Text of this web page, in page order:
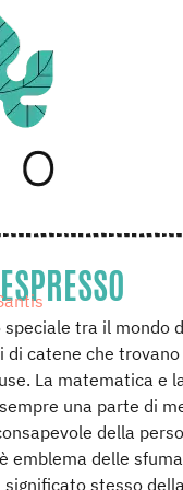
speciale tra il mondo
di catene che
La matematica e
una parte di
della
emblema delle
stesso